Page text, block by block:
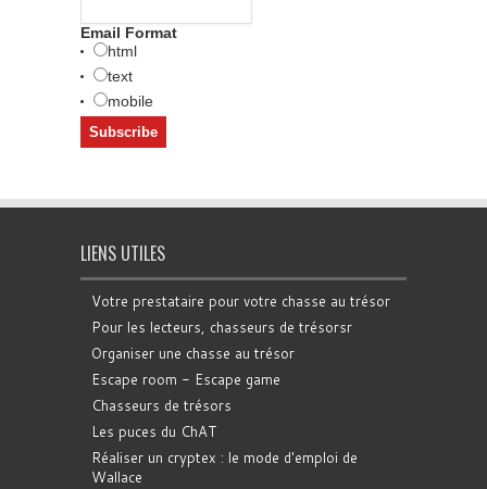
Email Format
html
text
mobile
LIENS UTILES
Votre prestataire pour votre chasse au trésor
Pour les lecteurs, chasseurs de trésorsr
Organiser une chasse au trésor
Escape room - Escape game
Chasseurs de trésors
Les puces du ChAT
Réaliser un cryptex : le mode d'emploi de
Wallace